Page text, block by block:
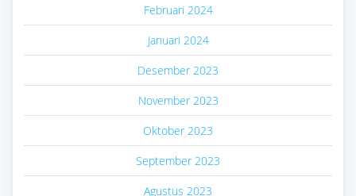
Februari 2024
Januari 2024
Desember 2023
November 2023
Oktober 2023
September 2023
Agustus 2023